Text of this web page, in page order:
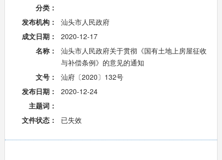
分类：
发布机构：
汕头市人民政府
成文日期：
2020-12-17
名称：
汕头市人民政府关于贯彻《国有土地上房屋征收
与补偿条例》的意见的通知
文号：
汕府〔2020〕132号
发布日期：
2020-12-24
主题词：
文件状态：
已失效